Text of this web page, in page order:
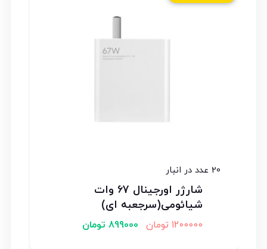
20 عدد در انبار
شارژر اورجینال 67 وات
شیائومی(سرجعبه ای)
1200000 تومان 899000 تومان